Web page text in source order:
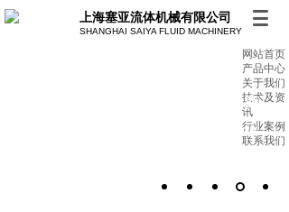
网站首页
产品中心
关于我们
技术及资
讯
行业案例
联系我们
上海塞亚流体机械有限公司
SHANGHAI SAIYA FLUID MACHINERY
油水分离 精密过滤 专业制造商
始终致力于提供高品质的产品及服务 助力客户解